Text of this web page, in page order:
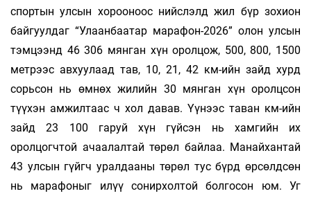
спортын улсын хорооноос нийслэлд жил бүр зохион
байгуулдаг “Улаанбаатар марафон-2026” олон улсын
тэмцээнд 46 306 мянган хүн оролцож, 500, 800, 1500
метрээс авхуулаад тав, 10, 21, 42 км-ийн зайд хурд
сорьсон нь өмнөх жилийн 30 мянган хүн оролцсон
түүхэн амжилтаас ч хол давав. Үүнээс таван км-ийн
зайд 23 100 гаруй хүн гүйсэн нь хамгийн их
оролцогчтой ачаалалтай төрөл байлаа. Манайхантай
43 улсын гүйгч уралдааны төрөл тус бүрд өрсөлдсөн
нь марафоныг илүү сонирхолтой болгосон юм. Уг